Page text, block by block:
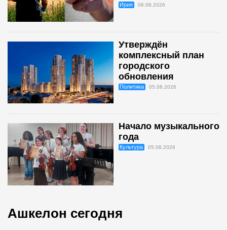
Ирия 06.08.2026
Утверждён
комплексный план
городского
обновления
Политика 05.08.2026
Начало музыкального
года
Культура 05.08.2026
Ашкелон сегодня